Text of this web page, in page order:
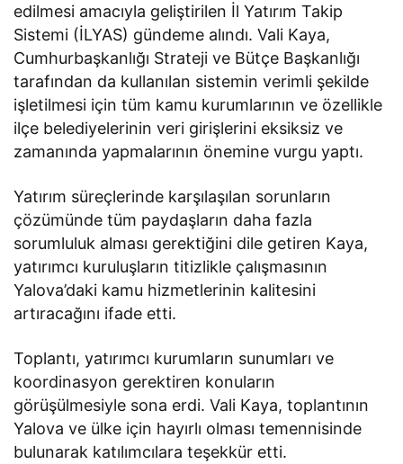
edilmesi amacıyla geliştirilen İl Yatırım Takip
Sistemi (İLYAS) gündeme alındı. Vali Kaya,
Cumhurbaşkanlığı Strateji ve Bütçe Başkanlığı
tarafından da kullanılan sistemin verimli şekilde
işletilmesi için tüm kamu kurumlarının ve özellikle
ilçe belediyelerinin veri girişlerini eksiksiz ve
zamanında yapmalarının önemine vurgu yaptı.
Yatırım süreçlerinde karşılaşılan sorunların
çözümünde tüm paydaşların daha fazla
sorumluluk alması gerektiğini dile getiren Kaya,
yatırımcı kuruluşların titizlikle çalışmasının
Yalova’daki kamu hizmetlerinin kalitesini
artıracağını ifade etti.
Toplantı, yatırımcı kurumların sunumları ve
koordinasyon gerektiren konuların
görüşülmesiyle sona erdi. Vali Kaya, toplantının
Yalova ve ülke için hayırlı olması temennisinde
bulunarak katılımcılara teşekkür etti.